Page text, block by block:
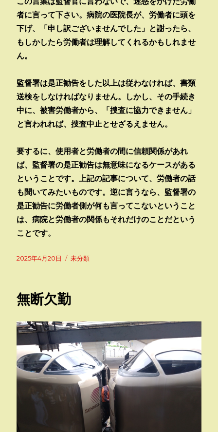
者に言って下さい。病院の医院長が、労働者に頭を
下げ、「申し訳ございませんでした」と謝ったら、
もしかしたら労働者は理解してくれるかもしれませ
ん。
監督署は是正勧告をした以上は従わなければ、書類
送検をしなければなりません。しかし、その手続き
中に、被害労働者から、「捜査に協力できません」
と言われれば、捜査中止とせざるえません。
要するに、使用者と労働者の間に信頼関係があれ
ば、監督署の是正勧告は無意味になるケースがある
ということです。上記の記事について、労働者の話
も聞いてみたいものです。逆に言うなら、監督署の
是正勧告に労働者側が何も言ってこないということ
は、病院と労働者の関係もそれだけのことだという
ことです。
投
2025年4月20日
カ
ー
未分類
無断欠勤